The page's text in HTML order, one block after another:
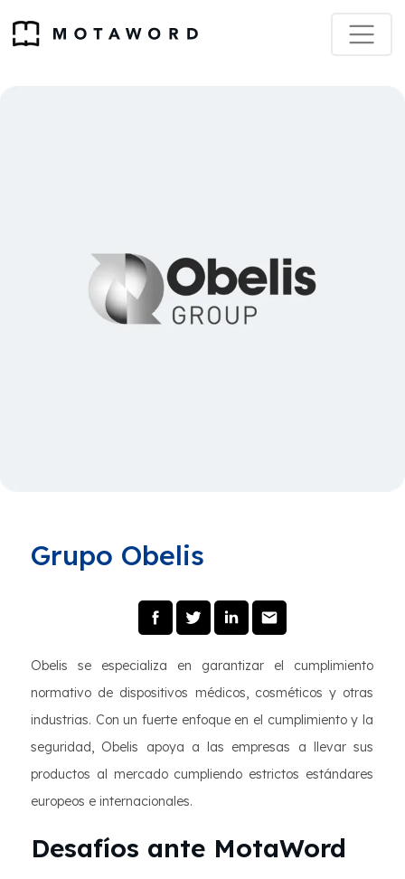
Grupo Obelis
Obelis se especializa en garantizar el cumplimiento
normativo de dispositivos médicos, cosméticos y otras
industrias. Con un fuerte enfoque en el cumplimiento y la
seguridad, Obelis apoya a las empresas a llevar sus
productos al mercado cumpliendo estrictos estándares
europeos e internacionales.
Desafíos ante MotaWord